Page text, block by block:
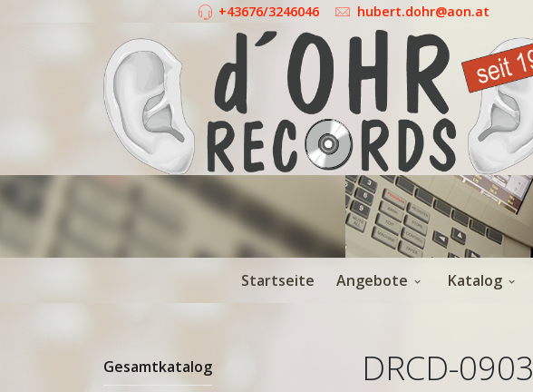
+43676/3246046 hubert.dohr@aon.at
Startseite Angebote Katalog
Gesamtkatalog
DRCD-0903